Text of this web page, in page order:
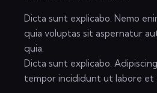
Dicta sunt explicabo. Nemo
quia voluptas sit aspernatur
quia.
Dicta sunt explicabo.
tempor incididunt ut labore et